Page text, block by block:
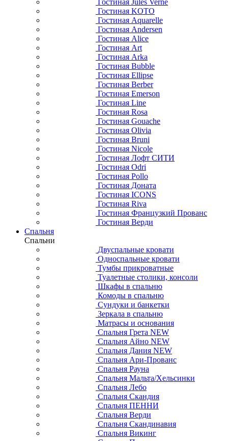
Гостиная KOTO
Гостиная Aquarelle
Гостиная Andersen
Гостиная Alice
Гостиная Art
Гостиная Arka
Гостиная Bubble
Гостиная Ellipse
Гостиная Berber
Гостиная Emerson
Гостиная Line
Гостиная Rosa
Гостиная Gouache
Гостиная Olivia
Гостиная Bruni
Гостиная Nicole
Гостиная Лофт СИТИ
Гостиная Odri
Гостиная Pollo
Гостиная Доната
Гостиная ICONS
Гостиная Riva
Гостиная Французкий Прованс
Гостиная Верди
Спальня
Спальни
Двуспальные кровати
Односпальные кровати
Тумбы прикроватные
Туалетные столики, консоли
Шкафы в спальню
Комоды в спальню
Сундуки и банкетки
Зеркала в спальню
Матрасы и основания
Спальня Грета NEW
Спальня Айно NEW
Спальня Дания NEW
Спальня Ари-Прованс
Спальня Рауна
Спальня Мальта/Хельсинки
Спальня Лебо
Спальня Скандия
Спальня ПЕННИ
Спальня Верди
Спальня Скандинавия
Спальня Викинг